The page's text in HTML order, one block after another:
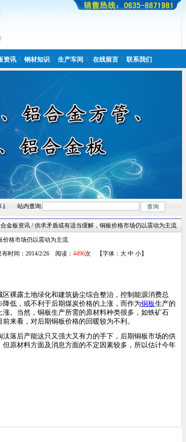
资讯 钢材知识 生产车间 在线留言 联系我们
热线:15864931222.
站内查询:
金板资讯 / 供求矛盾或有适当缓解，铜板价格市场仍以震动为主流
价格市场仍以震动为主流
时间：2014/2/26 阅读： 4496次 【字体： 大 中 小】
裸露土地绿化和建筑扬尘综合整治，控制能源消费总
低，或不利于后期煤炭价格的上涨，而作为铜板生产的
。当然，铜板生产所需的原材料种类很多，如铁矿石
来看，对后期铜板价格的回暖较为不利。
落后产能这只又强大又有力的手下，后期铜板市场的供
原材料方面及消息方面的不定因素较多，所以估计今年